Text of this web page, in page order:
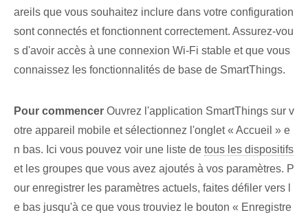
areils que vous souhaitez inclure dans votre configuration
sont connectés ‌et fonctionnent correctement. Assurez-vou
s d'avoir accès à une connexion Wi-Fi stable ⁣et⁤ que vous
connaissez les fonctionnalités de base de SmartThings.
Pour commencer Ouvrez l'application SmartThings sur v
otre appareil mobile et sélectionnez l'onglet « Accueil » e
n bas. Ici vous pouvez voir une liste de tous les dispositifs
et les groupes que⁢ vous avez ajoutés à vos paramètres. P
our ⁤enregistrer les paramètres actuels, ⁤faites défiler vers l
e bas jusqu'à ce que vous ⁢trouviez le bouton « Enregistre